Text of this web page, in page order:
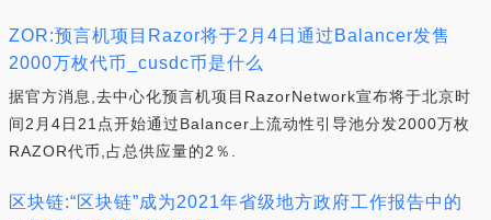
ZOR:预言机项目Razor将于2月4日通过Balancer发售
2000万枚代币_cusdc币是什么
据官方消息,去中心化预言机项目RazorNetwork宣布将于北京时
间2月4日21点开始通过Balancer上流动性引导池分发2000万枚
RAZOR代币,占总供应量的2％.
区块链:“区块链”成为2021年省级地方政府工作报告中的